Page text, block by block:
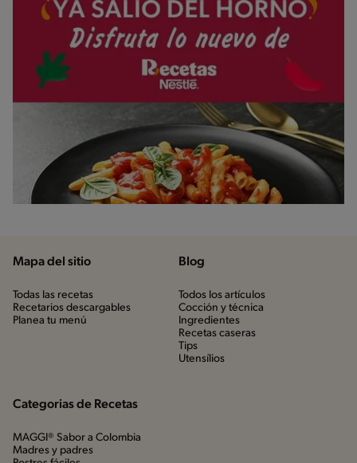
Mapa del sitio
Todas las recetas
Recetarios descargables
Planea tu menú
Blog
Todos los artículos
Cocción y técnica
Ingredientes
Recetas caseras
Tips
Utensílios
Categorias de Recetas
MAGGI® Sabor a Colombia
Madres y padres